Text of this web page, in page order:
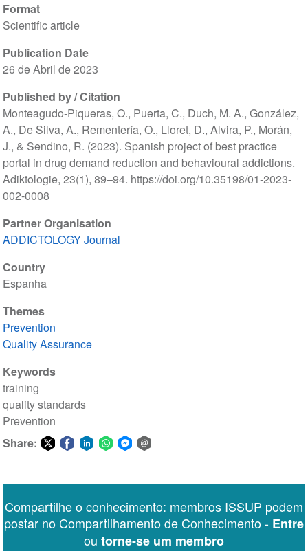
Format
Scientific article
Publication Date
26 de Abril de 2023
Published by / Citation
Monteagudo-Piqueras, O., Puerta, C., Duch, M. A., González,
A., De Silva, A., Rementería, O., Lloret, D., Alvira, P., Morán,
J., & Sendino, R. (2023). Spanish project of best practice
portal in drug demand reduction and behavioural addictions.
Adiktologie, 23(1), 89–94. https://doi.org/10.35198/01-2023-
002-0008
Partner Organisation
ADDICTOLOGY Journal
Country
Espanha
Themes
Prevention
Quality Assurance
Keywords
training
quality standards
Prevention
Share:
Messenger
Compartilhe o conhecimento: membros ISSUP podem
postar no Compartilhamento de Conhecimento - Entre
ou torne-se um membro